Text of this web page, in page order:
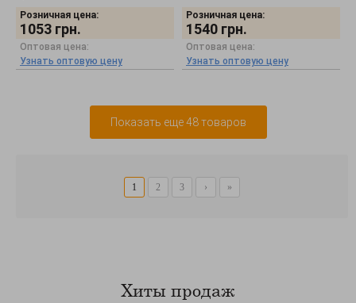
Розничная цена:
1053 грн.
Оптовая цена:
Узнать оптовую цену
Розничная цена:
1540 грн.
Оптовая цена:
Узнать оптовую цену
Показать еще 48 товаров
1 2 3 › »
Хиты продаж